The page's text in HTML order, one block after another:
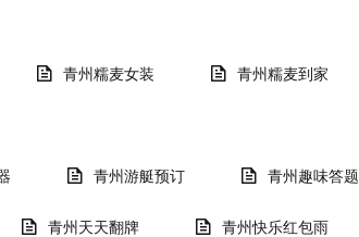
青州糯麦女装 青州糯麦到家
青州游艇预订 青州趣味答题
青州天天翻牌 青州快乐红包雨